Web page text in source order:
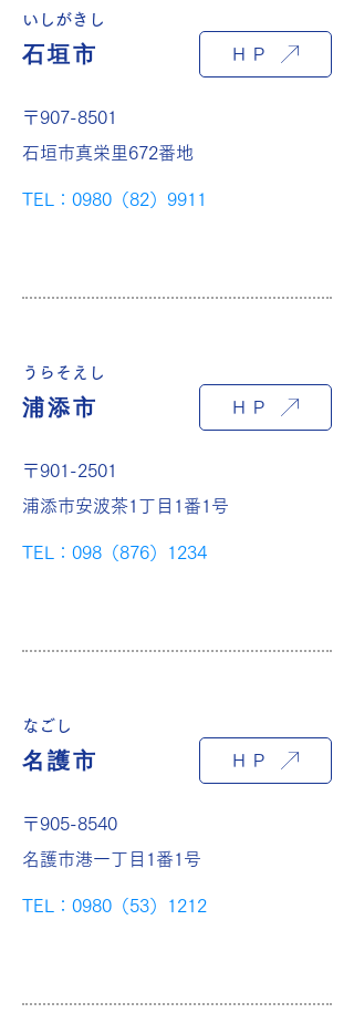
いしがきし
石垣市 ＨＰ
〒907-8501
石垣市真栄里672番地
TEL：0980（82）9911
うらそえし
浦添市 ＨＰ
〒901-2501
浦添市安波茶1丁目1番1号
TEL：098（876）1234
なごし
名護市 ＨＰ
〒905-8540
名護市港一丁目1番1号
TEL：0980（53）1212